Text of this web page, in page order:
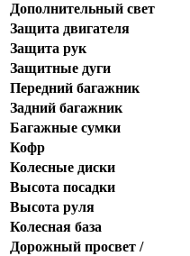
Дополнительный свет
Защита двигателя
Защита рук
Защитные дуги
Передний багажник
Задний багажник
Багажные сумки
Кофр
Колесные диски
Высота посадки
Высота руля
Колесная база
Дорожный просвет /